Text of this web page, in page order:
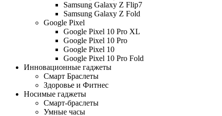
Samsung Galaxy Z Flip7
Samsung Galaxy Z Fold
Google Pixel
Google Pixel 10 Pro XL
Google Pixel 10 Pro
Google Pixel 10
Google Pixel 10 Pro Fold
Инновационные гаджеты
Смарт Браслеты
Здоровье и Фитнес
Носимые гаджеты
Смарт-браслеты
Умные часы